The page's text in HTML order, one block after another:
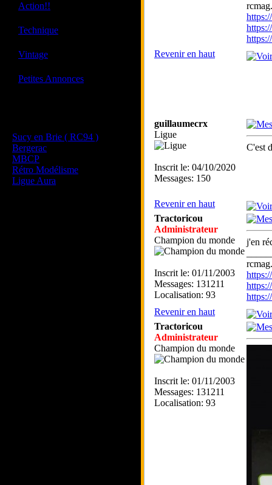
Action!!
Technique
Vintage
Petites Annonces
Sucy en Brie ( RC94 )
Bergerac
MBCP
Rétro Modélisme
Ligue Aura
Revenir en haut
guillaumecrx
Ligue
Inscrit le: 04/10/2020
Messages: 150
C'est
Revenir en haut
Tractoricou
Administrateur
Champion du monde
Inscrit le: 01/11/2003
Messages: 131211
Localisation: 93
j'en
Revenir en haut
Tractoricou
Administrateur
Champion du monde
Inscrit le: 01/11/2003
Messages: 131211
Localisation: 93